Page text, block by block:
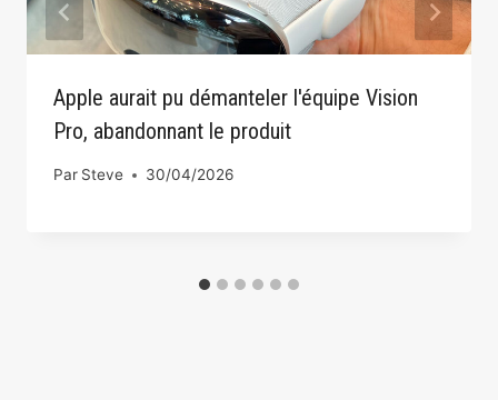
Apple aurait pu démanteler l'équipe Vision
Pro, abandonnant le produit
Par Steve 30/04/2026